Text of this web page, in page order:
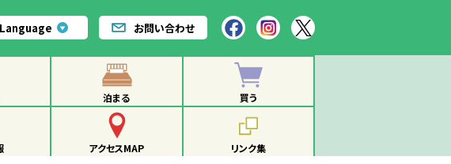
Language お問い合わせ
泊まる 買う
アクセスMAP リンク集